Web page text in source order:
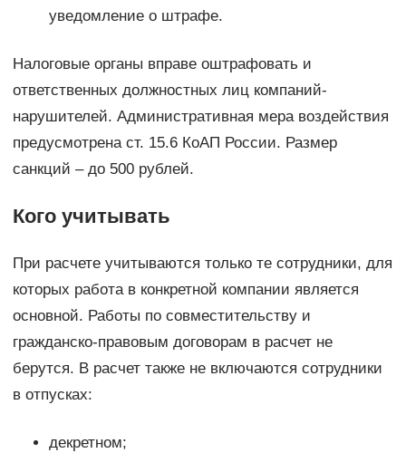
уведомление о штрафе.
Налоговые органы вправе оштрафовать и
ответственных должностных лиц компаний-
нарушителей. Административная мера воздействия
предусмотрена ст. 15.6 КоАП России. Размер
санкций – до 500 рублей.
Кого учитывать
При расчете учитываются только те сотрудники, для
которых работа в конкретной компании является
основной. Работы по совместительству и
гражданско-правовым договорам в расчет не
берутся. В расчет также не включаются сотрудники
в отпусках:
декретном;